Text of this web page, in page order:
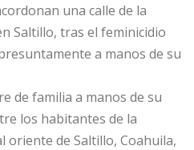
una calle de la
Saltillo, tras el feminicidio
a manos de su
de familia a manos de su
los habitantes de la
oriente de Saltillo, Coahuila,